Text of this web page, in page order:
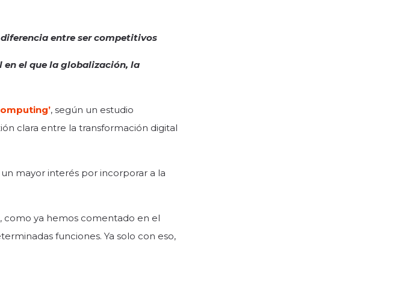
entre ser competitivos
en el que la globalización, la
, según un estudio
clara entre la transformación digital
mayor interés por incorporar a la
como ya hemos comentado en el
funciones. Ya solo con eso,